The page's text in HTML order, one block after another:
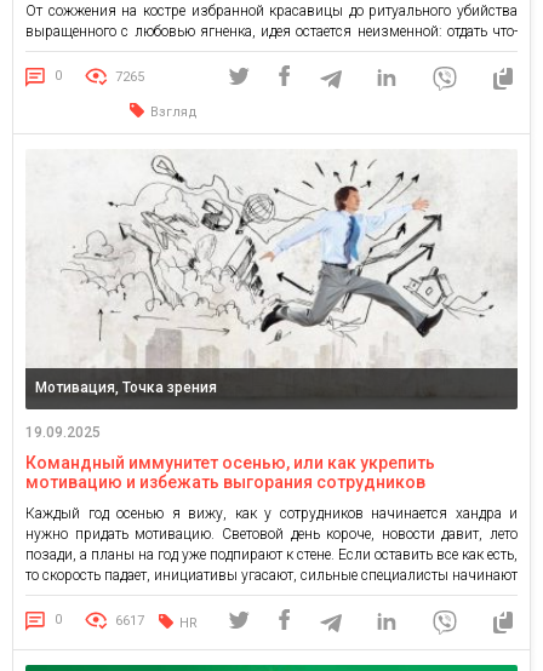
От сожжения на костре избранной красавицы до ритуального убийства
выращенного с любовью ягненка, идея остается неизменной: отдать что-
то ценное, чтобы получить взамен что-то большее от мира или вселенной.
Звучит как архаичная дикость, но если отбросить эзотерический флер,
можно […]
0 7265
Взгляд
Мотивация, Точка зрения
19.09.2025
Командный иммунитет осенью, или как укрепить
мотивацию и избежать выгорания сотрудников
Каждый год осенью я вижу, как у сотрудников начинается хандра и
нужно придать мотивацию. Световой день короче, новости давит, лето
позади, а планы на год уже подпирают к стене. Если оставить все как есть,
то скорость падает, инициативы угасают, сильные специалисты начинают
оглядываться. Задача владельца проста — он должен включить
правильные бизнес-инструменты и запустить системное […]
0 6617 HR